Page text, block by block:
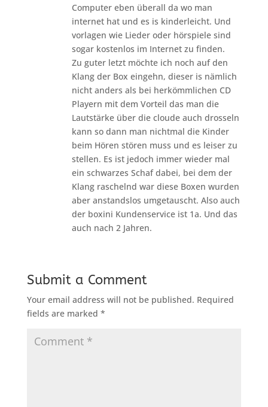
Computer eben überall da wo man
internet hat und es is kinderleicht. Und
vorlagen wie Lieder oder hörspiele sind
sogar kostenlos im Internet zu finden.
Zu guter letzt möchte ich noch auf den
Klang der Box eingehn, dieser is nämlich
nicht anders als bei herkömmlichen CD
Playern mit dem Vorteil das man die
Lautstärke über die cloude auch drosseln
kann so dann man nichtmal die Kinder
beim Hören stören muss und es leiser zu
stellen. Es ist jedoch immer wieder mal
ein schwarzes Schaf dabei, bei dem der
Klang raschelnd war diese Boxen wurden
aber anstandslos umgetauscht. Also auch
der boxini Kundenservice ist 1a. Und das
auch nach 2 Jahren.
Submit a Comment
Your email address will not be published. Required
fields are marked *